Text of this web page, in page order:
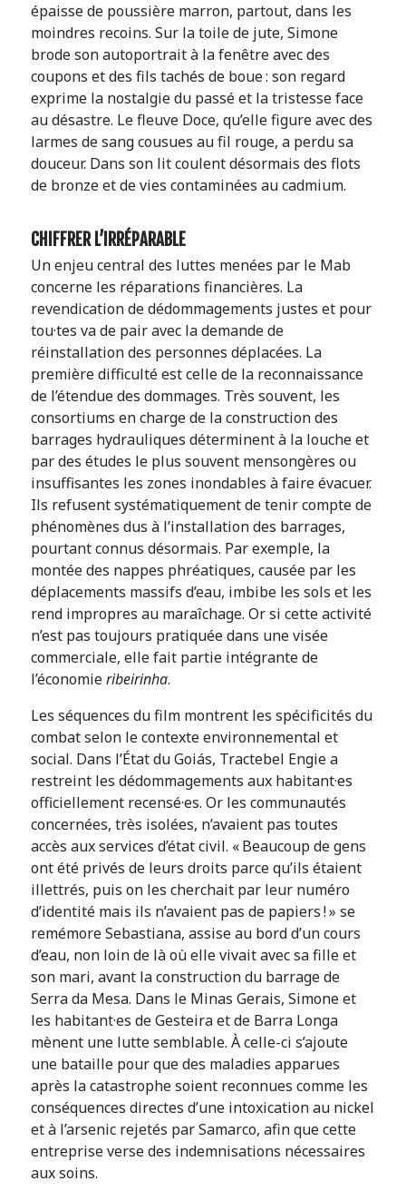
épaisse de poussière marron, partout, dans les
moindres recoins. Sur la toile de jute, Simone
brode son autoportrait à la fenêtre avec des
coupons et des fils tachés de boue : son regard
exprime la nostalgie du passé et la tristesse face
au désastre. Le fleuve Doce, qu’elle figure avec des
larmes de sang cousues au fil rouge, a perdu sa
douceur. Dans son lit coulent désormais des flots
de bronze et de vies contaminées au cadmium.
CHIFFRER L’IRRÉPARABLE
Un enjeu central des luttes menées par le Mab
concerne les réparations financières. La
revendication de dédommagements justes et pour
tou·tes va de pair avec la demande de
réinstallation des personnes déplacées. La
première difficulté est celle de la reconnaissance
de l’étendue des dommages. Très souvent, les
consortiums en charge de la construction des
barrages hydrauliques déterminent à la louche et
par des études le plus souvent mensongères ou
insuffisantes les zones inondables à faire évacuer.
Ils refusent systématiquement de tenir compte de
phénomènes dus à l’installation des barrages,
pourtant connus désormais. Par exemple, la
montée des nappes phréatiques, causée par les
déplacements massifs d’eau, imbibe les sols et les
rend impropres au maraîchage. Or si cette activité
n’est pas toujours pratiquée dans une visée
commerciale, elle fait partie intégrante de
l’économieribeirinha.
Les séquences du film montrent les spécificités du
combat selon le contexte environnemental et
social. Dans l’État du Goiás, Tractebel Engie a
restreint les dédommagements aux habitant·es
officiellement recensé·es. Or les communautés
concernées, très isolées, n’avaient pas toutes
accès aux services d’état civil. « Beaucoup de gens
ont été privés de leurs droits parce qu’ils étaient
illettrés, puis on les cherchait par leur numéro
d’identité mais ils n’avaient pas de papiers ! » se
remémore Sebastiana, assise au bord d’un cours
d’eau, non loin de là où elle vivait avec sa fille et
son mari, avant la construction du barrage de
Serra da Mesa. Dans le Minas Gerais, Simone et
les habitant·es de Gesteira et de Barra Longa
mènent une lutte semblable. À celle-ci s’ajoute
une bataille pour que des maladies apparues
après la catastrophe soient reconnues comme les
conséquences directes d’une intoxication au nickel
et à l’arsenic rejetés par Samarco, afin que cette
entreprise verse des indemnisations nécessaires
aux soins.